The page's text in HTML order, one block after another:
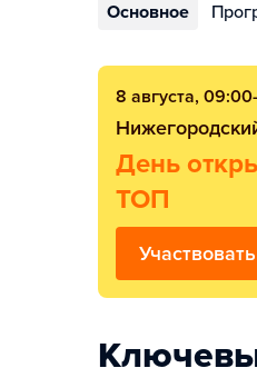
Основное
8 августа,
День
ТОП
Участвовать